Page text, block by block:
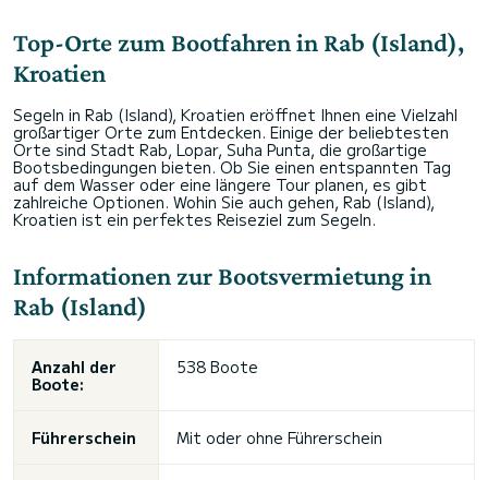
Top-Orte zum Bootfahren in Rab (Island),
Kroatien
Segeln in Rab (Island), Kroatien eröffnet Ihnen eine Vielzahl
großartiger Orte zum Entdecken. Einige der beliebtesten
Orte sind Stadt Rab, Lopar, Suha Punta, die großartige
Bootsbedingungen bieten. Ob Sie einen entspannten Tag
auf dem Wasser oder eine längere Tour planen, es gibt
zahlreiche Optionen. Wohin Sie auch gehen, Rab (Island),
Kroatien ist ein perfektes Reiseziel zum Segeln.
Informationen zur Bootsvermietung in
Rab (Island)
Anzahl der
Boote:
538 Boote
Führerschein Mit oder ohne Führerschein